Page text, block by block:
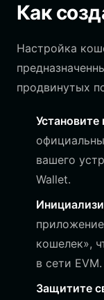
Как
Настройка
продвинутых
вашего
Wallet.
кошелек»,
в сети EVM.
Защитите